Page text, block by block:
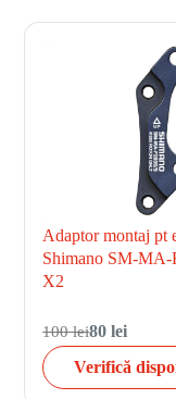
Adaptor montaj pt
Shimano SM-MA-
X2
100 lei80 lei
Verifică